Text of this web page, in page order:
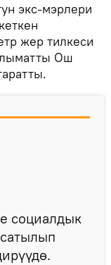
экс-мэрлери
жер тилкеси
Ош
социалдык